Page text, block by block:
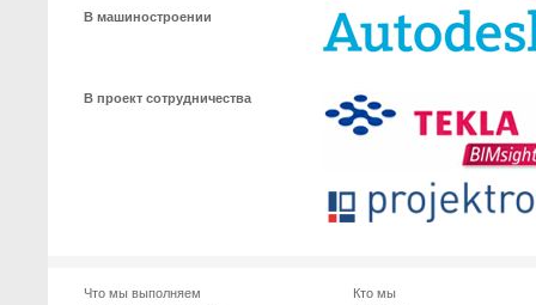
В машиностроении
В проект сотрудничества
Что мы выполняем
Кто мы